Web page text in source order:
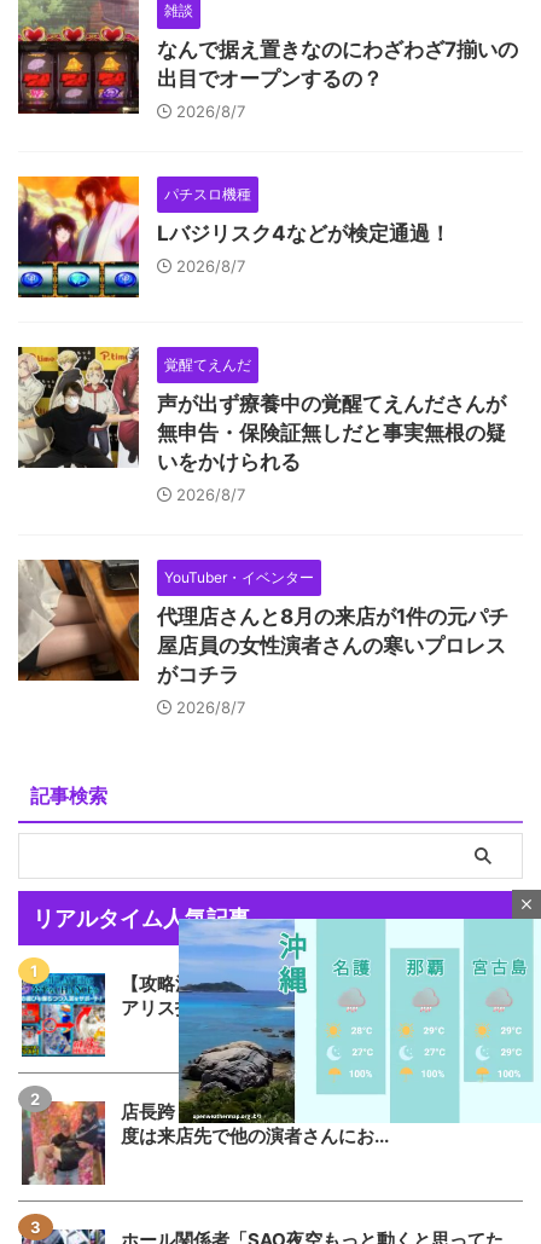
雑談
なんで据え置きなのにわざわざ7揃いの
出目でオープンするの？
2026/8/7
パチスロ機種
Lバジリスク4などが検定通過！
2026/8/7
覚醒てえんだ
声が出ず療養中の覚醒てえんださんが
無申告・保険証無しだと事実無根の疑
いをかけられる
2026/8/7
YouTuber・イベンター
代理店さんと8月の来店が1件の元パチ
屋店員の女性演者さんの寒いプロレス
がコチラ
2026/8/7
記事検索
リアルタイム人気記事
【攻略法？】eSAO夜空回転体狙い打ち「SAO
アリス打法」を試した人が...
店長跨り画像で話題になった女性演者さん、今
度は来店先で他の演者さんにお...
close
t